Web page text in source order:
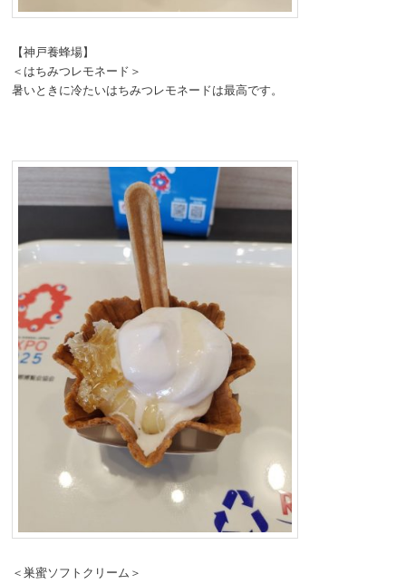
【神戸養蜂場】
＜はちみつレモネード＞
暑いときに冷たいはちみつレモネードは最高です。
＜巣蜜ソフトクリーム＞